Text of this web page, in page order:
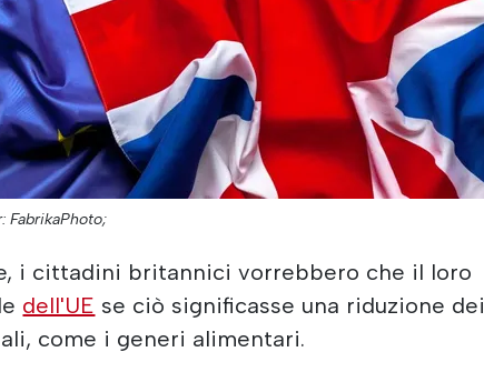
FabrikaPhoto;
i cittadini britannici vorrebbero che il loro
dell'UE se ciò significasse una riduzione dei
come i generi alimentari.